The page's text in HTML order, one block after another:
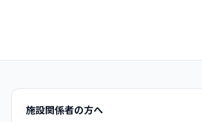
施設関係者の方へ